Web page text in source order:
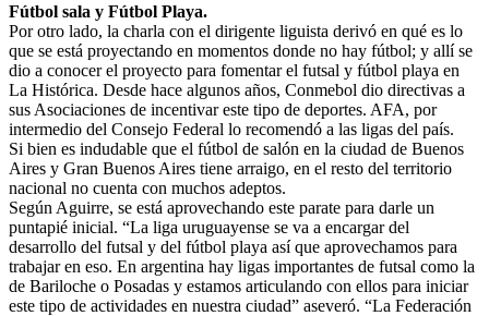
Fútbol sala y Fútbol Playa.
Por otro lado, la charla con el dirigente liguista derivó en qué es lo
que se está proyectando en momentos donde no hay fútbol; y allí se
dio a conocer el proyecto para fomentar el futsal y fútbol playa en
La Histórica. Desde hace algunos años, Conmebol dio directivas a
sus Asociaciones de incentivar este tipo de deportes. AFA, por
intermedio del Consejo Federal lo recomendó a las ligas del país.
Si bien es indudable que el fútbol de salón en la ciudad de Buenos
Aires y Gran Buenos Aires tiene arraigo, en el resto del territorio
nacional no cuenta con muchos adeptos.
Según Aguirre, se está aprovechando este parate para darle un
puntapié inicial. “La liga uruguayense se va a encargar del
desarrollo del futsal y del fútbol playa así que aprovechamos para
trabajar en eso. En argentina hay ligas importantes de futsal como la
de Bariloche o Posadas y estamos articulando con ellos para iniciar
este tipo de actividades en nuestra ciudad” aseveró. “La Federación